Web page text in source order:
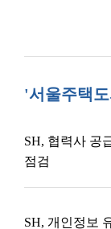
'서울주택
SH, 협력사 공
점검
SH, 개인정보